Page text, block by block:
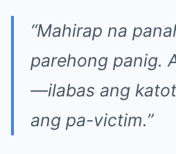
“Mahirap na
parehong panig.
—ilabas ang
ang pa-victim.”